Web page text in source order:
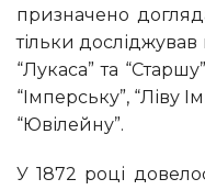
призначено
тільки
“Лукаса” та
“Імперську”, “Ліву
“Ювілейну”.
У 1872 році довелося запровадити заборону на